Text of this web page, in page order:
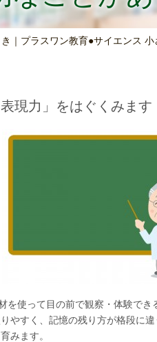
｜プラスワン教育●サイエンス
現力」をはぐくみます
を使って目の前で観察・体験でき
やすく、記憶の残り方が格段に
みます。